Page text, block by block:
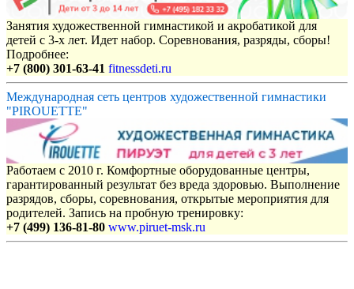
Занятия художественной гимнастикой и акробатикой для
детей с 3-х лет. Идет набор. Соревнования, разряды, сборы!
Подробнее:
+7 (800) 301-63-41 fitnessdeti.ru
Международная сеть центров художественной гимнастики
"PIROUETTE"
Работаем с 2010 г. Комфортные оборудованные центры,
гарантированный результат без вреда здоровью. Выполнение
разрядов, сборы, соревнования, открытые мероприятия для
родителей. Запись на пробную тренировку:
+7 (499) 136-81-80 www.piruet-msk.ru